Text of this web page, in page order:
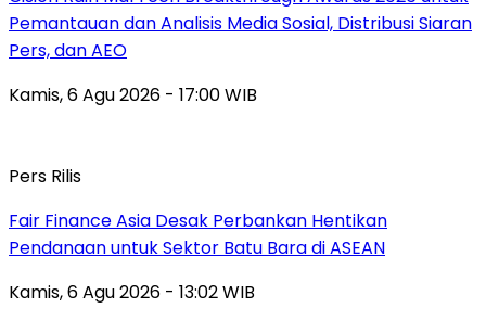
Pemantauan dan Analisis Media Sosial, Distribusi Siaran
Pers, dan AEO
Kamis, 6 Agu 2026 - 17:00 WIB
Pers Rilis
Fair Finance Asia Desak Perbankan Hentikan
Pendanaan untuk Sektor Batu Bara di ASEAN
Kamis, 6 Agu 2026 - 13:02 WIB